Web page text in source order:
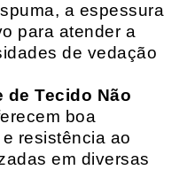
a espessura
para atender a
de vedação
de Tecido Não
boa
resistência ao
em diversas